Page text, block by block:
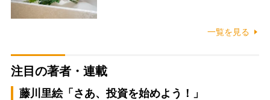
一覧を見る
注目の著者・連載
藤川里絵「さあ、投資を始めよう！」